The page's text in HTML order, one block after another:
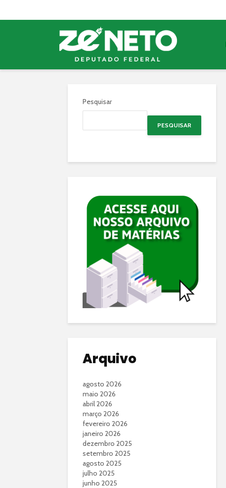
Pesquisar
PESQUISAR
Arquivo
agosto 2026
maio 2026
abril 2026
março 2026
fevereiro 2026
janeiro 2026
dezembro 2025
setembro 2025
agosto 2025
julho 2025
junho 2025